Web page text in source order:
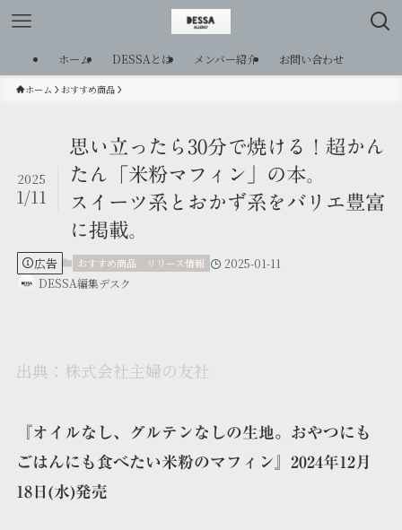
ホーム DESSAとは メンバー紹介 お問い合わせ
ホーム おすすめ商品
思い立ったら30分で焼ける！超かん
たん「米粉マフィン」の本。
スイーツ系とおかず系をバリエ豊富
に掲載。
2025
1/11
広告 おすすめ商品 リリース情報
2025-01-11
DESSA編集デスク
出典：株式会社主婦の友社
『オイルなし、グルテンなしの生地。おやつにも
ごはんにも食べたい米粉のマフィン』2024年12月
18日(水)発売